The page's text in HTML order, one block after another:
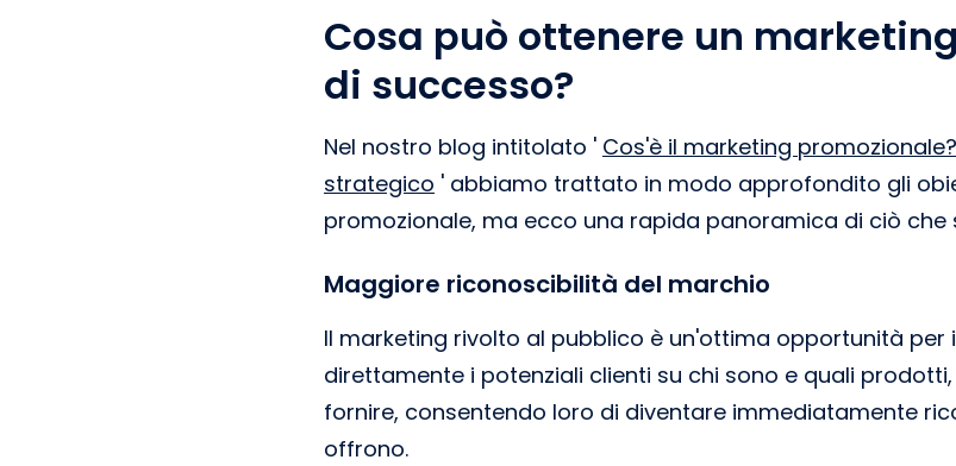
Cosa può ottenere un
di successo?
Nel nostro blog intitolato ' Cos'è il marketing
strategico ' abbiamo trattato in modo approfondito gli
promozionale, ma ecco una rapida panoramica di ciò che
Maggiore riconoscibilità del marchio
Il marketing rivolto al pubblico è un'ottima opportunità per
direttamente i potenziali clienti su chi sono e quali
fornire, consentendo loro di diventare immediatamente
offrono.